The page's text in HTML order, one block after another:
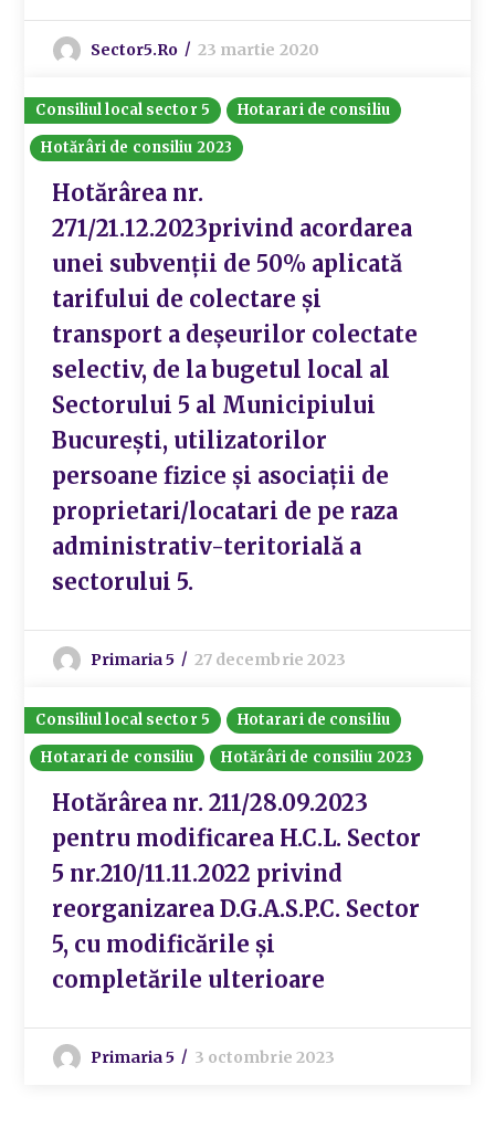
Sector5.ro 23 martie 2020
Consiliul local sector 5
Hotarari de consiliu
Hotărâri de consiliu 2023
Hotărârea nr.
271/21.12.2023privind acordarea
unei subvenții de 50% aplicată
tarifului de colectare și
transport a deșeurilor colectate
selectiv, de la bugetul local al
Sectorului 5 al Municipiului
București, utilizatorilor
persoane fizice și asociații de
proprietari/locatari de pe raza
administrativ-teritorială a
sectorului 5.
Primaria 5 27 decembrie 2023
Consiliul local sector 5
Hotarari de consiliu
Hotarari de consiliu
Hotărâri de consiliu 2023
Hotărârea nr. 211/28.09.2023
pentru modificarea H.C.L. Sector
5 nr.210/11.11.2022 privind
reorganizarea D.G.A.S.P.C. Sector
5, cu modificările și
completările ulterioare
Primaria 5 3 octombrie 2023